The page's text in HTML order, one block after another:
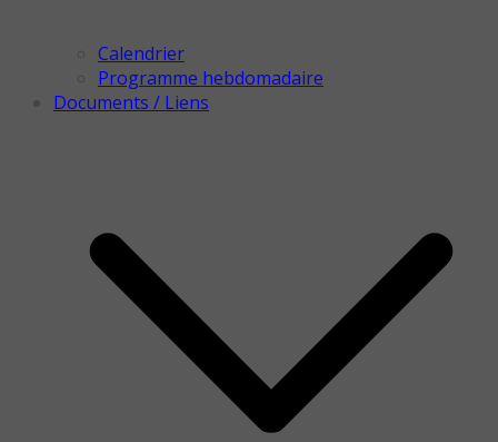
Calendrier
Programme hebdomadaire
Documents / Liens